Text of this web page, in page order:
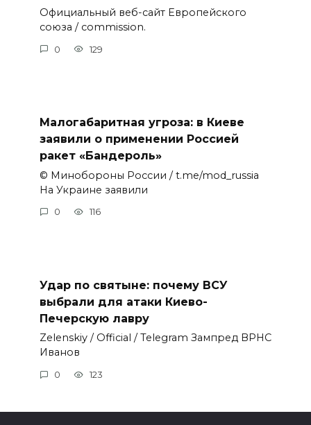
Официальный веб-сайт Европейского
союза / commission.
0 129
Малогабаритная угроза: в Киеве
заявили о применении Россией
ракет «Бандероль»
© Минобороны России / t.me/mod_russia
На Украине заявили
0 116
Удар по святыне: почему ВСУ
выбрали для атаки Киево-
Печерскую лавру
Zеlеnskiу / Оfficiаl / Telegram Зампред ВРНС
Иванов
0 123